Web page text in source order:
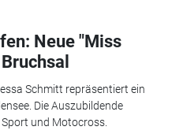
Neue "Miss
Schmitt repräsentiert ein
Die Auszubildende
und Motocross.